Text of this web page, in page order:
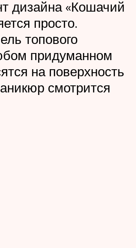
дизайна «Кошачий
просто.
топового
придуманном
на поверхность
смотрится